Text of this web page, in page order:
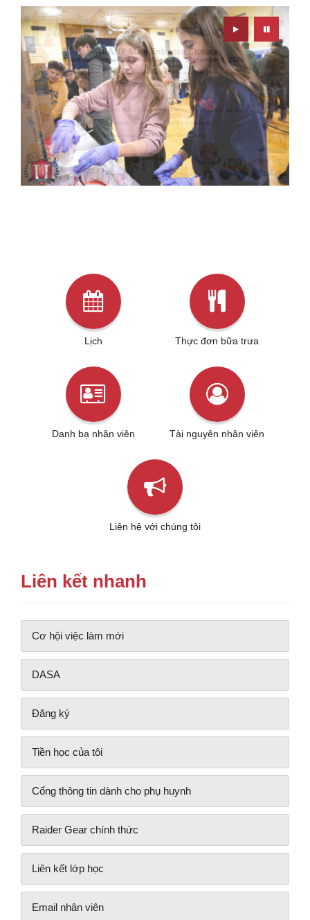
Play Pause
Lịch Thực đơn bữa trưa
Danh bạ nhân viên Tài nguyên nhân viên
Liên hệ với chúng tôi
Liên kết nhanh
Cơ hội việc làm mới
DASA
Đăng ký
Tiền học của tôi
Cổng thông tin dành cho phụ huynh
Raider Gear chính thức
Liên kết lớp học
Email nhân viên